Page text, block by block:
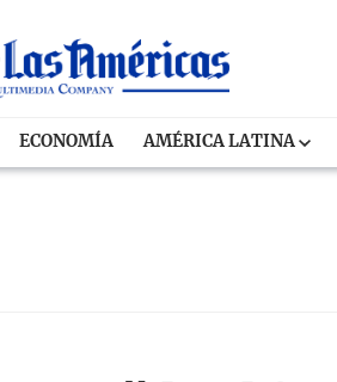
ECONOMÍA AMÉRICA LATINA